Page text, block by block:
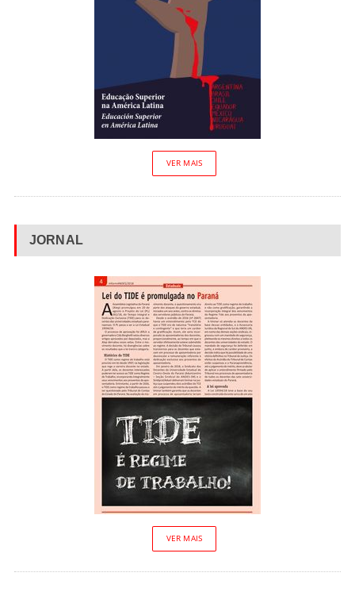
VER MAIS
JORNAL
VER MAIS